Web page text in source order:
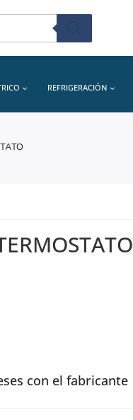
REFRIGERACIÓN
con el fabricante